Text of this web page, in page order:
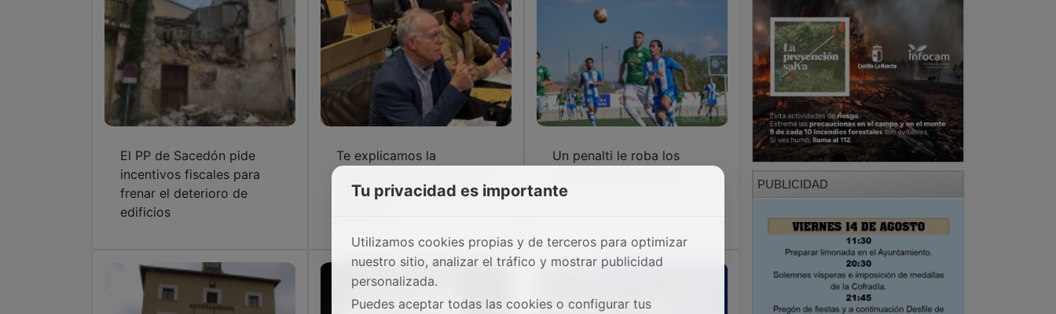
El PP de Sacedón pide
incentivos fiscales para
frenar el deterioro de
edificios
Te explicamos la
LEADER para nuestros
Un penalti le roba los
PUBLICIDAD
Tu privacidad es importante
Utilizamos cookies propias y de terceros para optimizar
nuestro sitio, analizar el tráfico y mostrar publicidad
personalizada.
Puedes aceptar todas las cookies o configurar tus